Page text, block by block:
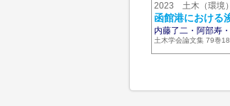
2023 土木（環境）
函館港における
内藤了二・阿部寿
土木学会論文集 79巻